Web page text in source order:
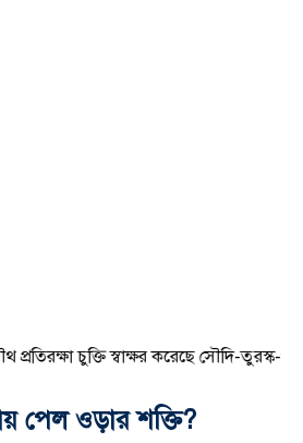
চুক্তি স্বাক্ষর করেছে সৌদি-তুরস্ক-পাকিস্তান
পেল ওড়ার শক্তি?